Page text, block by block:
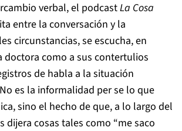
verbal, el podcastLa Cosa
entre la conversación y la
circunstancias, se escucha, en
doctora como a sus contertulios
de habla a la situación
es la informalidad per se lo que
sino el hecho de que, a lo largo del
dijera cosas tales como “me saco